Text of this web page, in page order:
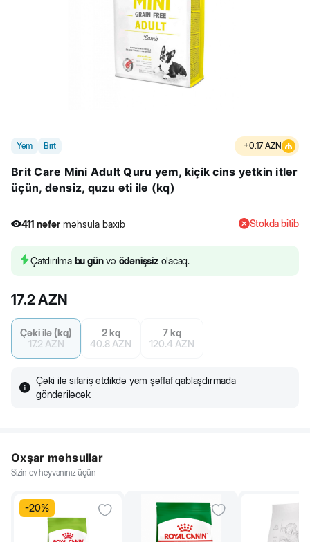
Yem Brit +0.17 AZN
Brit Care Mini Adult Quru yem, kiçik cins yetkin itlər
üçün, dənsiz, quzu əti ilə (kq)
411 nəfər məhsula baxıb
411 nəfər məhsula baxıb
Stokda bitib
Çatdırılma bu günvə ödənişsizolacaq.
17.2AZN
Çəki ilə (kq)
17.2 AZN
2 kq
40.8 AZN
7 kq
120.4 AZN
Çəki ilə sifariş etdikdə yem şəffaf qablaşdırmada
göndəriləcək
Oxşar məhsullar
Sizin ev heyvanınız üçün
-20%